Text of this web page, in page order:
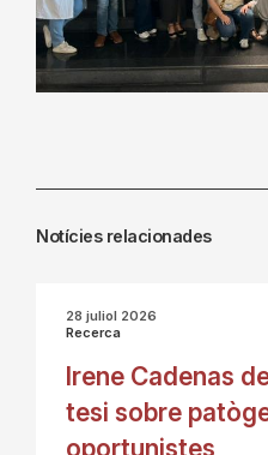
Notícies relacionades
28 juliol 2026
Recerca
Irene Cadenas
tesi sobre
oportunistes